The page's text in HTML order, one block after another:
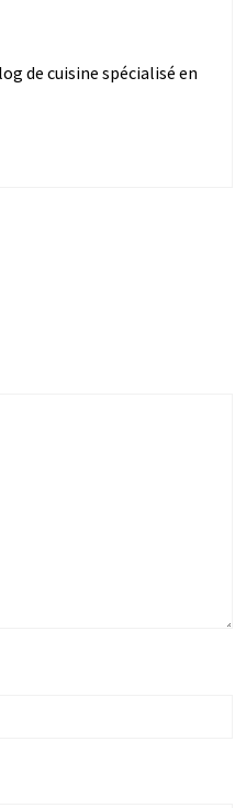
de cuisine spécialisé en